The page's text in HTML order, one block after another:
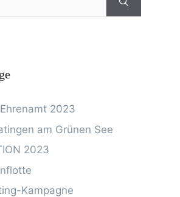
2023
am Grünen See
2023
Kampagne